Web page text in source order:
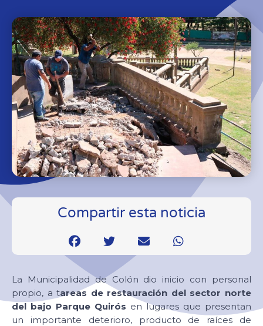
Compartir esta noticia
La Municipalidad de Colón dio inicio con personal
propio, a tareas de restauración del sector norte
del bajo Parque Quirós en lugares que presentan
un importante deterioro, producto de raíces de